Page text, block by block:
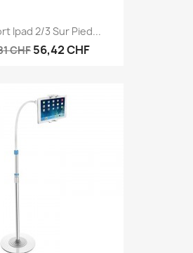
Ipad 2/3 Sur Pied...
CHF 56,42 CHF